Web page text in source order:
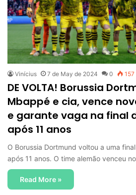
Vinícius 7 de May de 2024 0 157
DE VOLTA! Borussia
Mbappé e cia, vence
e garante vaga na final
após 11 anos
O Borussia Dortmund voltou a uma
após 11 anos. O time alemão venceu
Read More »